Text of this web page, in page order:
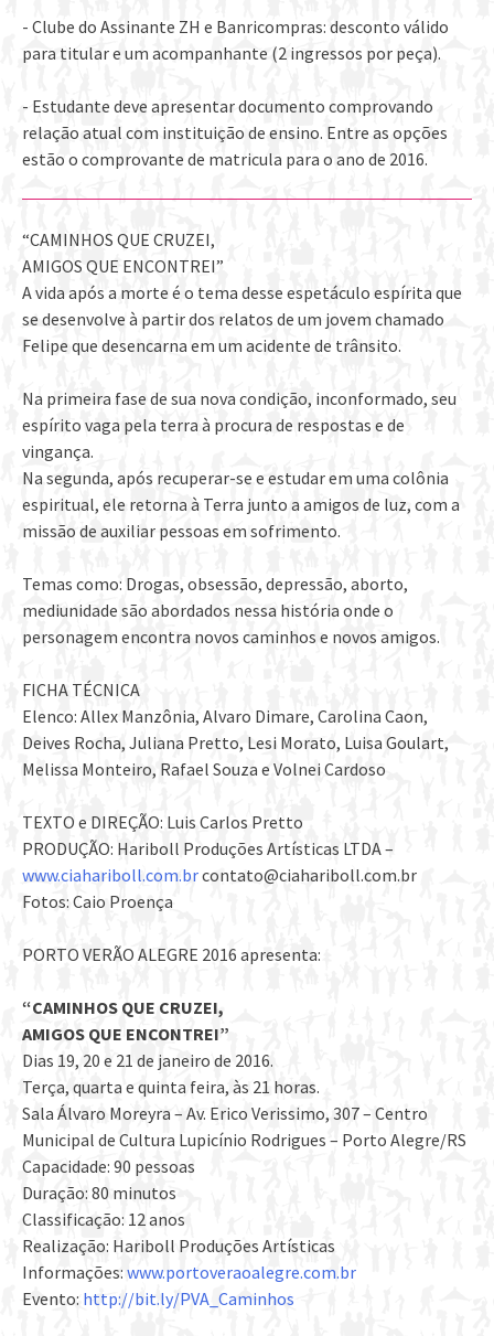
- Clube do Assinante ZH e Banricompras: desconto válido
para titular e um acompanhante (2 ingressos por peça).
- Estudante deve apresentar documento comprovando
relação atual com instituição de ensino. Entre as opções
estão o comprovante de matricula para o ano de 2016.
“CAMINHOS QUE CRUZEI,
AMIGOS QUE ENCONTREI”
A vida após a morte é o tema desse espetáculo espírita que
se desenvolve à partir dos relatos de um jovem chamado
Felipe que desencarna em um acidente de trânsito.
Na primeira fase de sua nova condição, inconformado, seu
espírito vaga pela terra à procura de respostas e de
vingança.
Na segunda, após recuperar-se e estudar em uma colônia
espiritual, ele retorna à Terra junto a amigos de luz, com a
missão de auxiliar pessoas em sofrimento.
Temas como: Drogas, obsessão, depressão, aborto,
mediunidade são abordados nessa história onde o
personagem encontra novos caminhos e novos amigos.
FICHA TÉCNICA
Elenco: Allex Manzônia, Alvaro Dimare, Carolina Caon,
Deives Rocha, Juliana Pretto, Lesi Morato, Luisa Goulart,
Melissa Monteiro, Rafael Souza e Volnei Cardoso
TEXTO e DIREÇÃO: Luis Carlos Pretto
PRODUÇÃO: Hariboll Produções Artísticas LTDA –
www.ciahariboll.com.brcontato@ciahariboll.com.br
Fotos: Caio Proença
PORTO VERÃO ALEGRE 2016 apresenta:
“CAMINHOS QUE CRUZEI,
AMIGOS QUE ENCONTREI”
Dias 19, 20 e 21 de janeiro de 2016.
Terça, quarta e quinta feira, às 21 horas.
Sala Álvaro Moreyra – Av. Erico Verissimo, 307 – Centro
Municipal de Cultura Lupicínio Rodrigues – Porto Alegre/RS
Capacidade: 90 pessoas
Duração: 80 minutos
Classificação: 12 anos
Realização: Hariboll Produções Artísticas
Informações: www.portoveraoalegre.com.br
Evento: http://bit.ly/PVA_Caminhos